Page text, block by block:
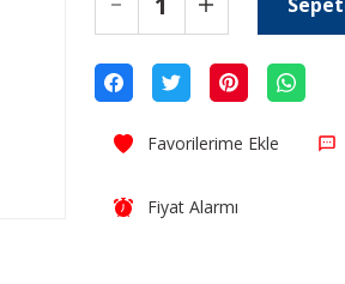
Fiyat Alarmı